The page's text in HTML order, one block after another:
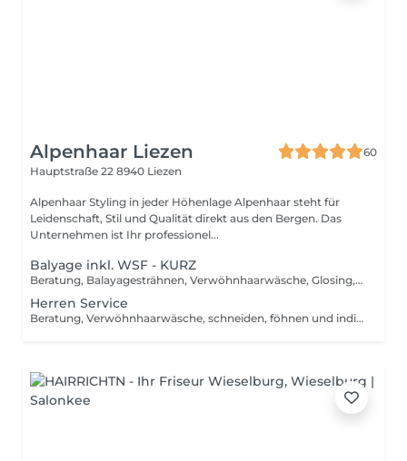
Alpenhaar Liezen
60
Hauptstraße 22 8940 Liezen
Alpenhaar Styling in jeder Höhenlage Alpenhaar steht für
Leidenschaft, Stil und Qualität direkt aus den Bergen. Das
Unternehmen ist Ihr professionel...
Balyage inkl. WSF - KURZ
Beratung, Balayagesträhnen, Verwöhnhaarwäsche, Glosing, Farbversiegelung, waschen inkl. Pflegebehandlung, schneiden, föhnen, Styling inkl. Stylingsprodukte, bis Kinn lange Haare, ab
Herren Service
Beratung, Verwöhnhaarwäsche, schneiden, föhnen und individuelles Styling